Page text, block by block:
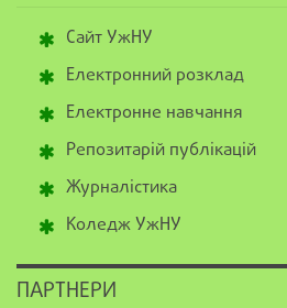
Сайт УжНУ
Електронний розклад
Електронне навчання
Репозитарій публікацій
Журналістика
Коледж УжНУ
ПАРТНЕРИ